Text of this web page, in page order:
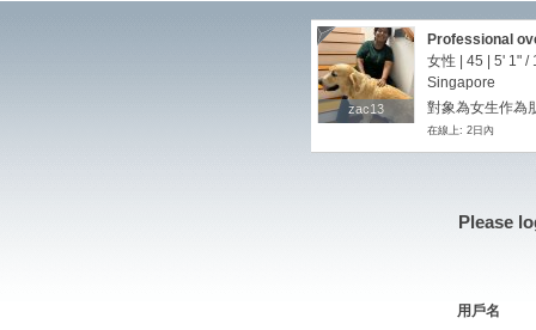
zac13
zac13
Professional
vibe, we vibe.
女性 | 45 | 5' 1" /
Singapore
對象為女生作為
在線上: 2日內
Please
用戶名